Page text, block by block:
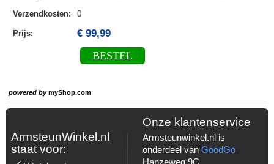
Verzendkosten: 0
Prijs: € 99,99
BESTEL
powered bymyShop.com
ArmsteunWinkel.nl
staat voor:
Onze klantenservice
Armsteunwinkel.nl is
onderdeel van GoodGo